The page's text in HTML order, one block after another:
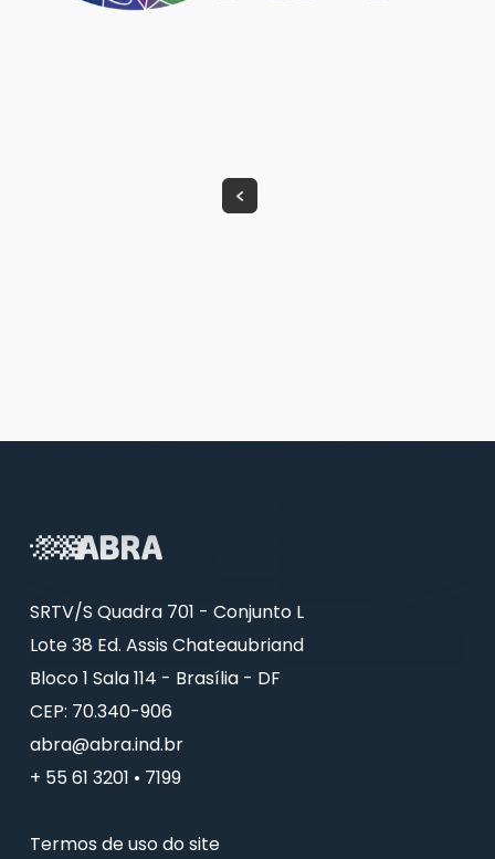
SRTV/S Quadra 701 - Conjunto L
Lote 38 Ed. Assis Chateaubriand
Bloco 1 Sala 114 - Brasília - DF
CEP: 70.340-906
abra@abra.ind.br
+ 55 61 3201 • 7199
Termos de uso do site